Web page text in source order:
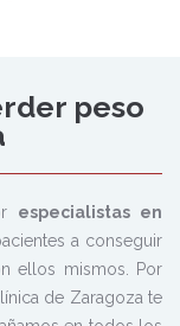
peso
especialistas en
a conseguir
ellos mismos. Por
de Zaragoza te